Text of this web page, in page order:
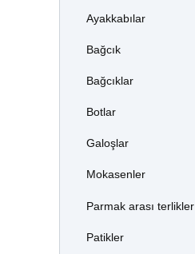
Ayakkabılar
Bağcık
Bağcıklar
Botlar
Galoşlar
Mokasenler
Parmak arası terlikler
Patikler